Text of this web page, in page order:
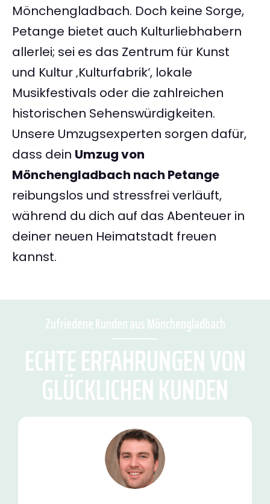
Mönchengladbach. Doch keine Sorge,
Petange bietet auch Kulturliebhabern
allerlei; sei es das Zentrum für Kunst
und Kultur ‚Kulturfabrik‘, lokale
Musikfestivals oder die zahlreichen
historischen Sehenswürdigkeiten.
Unsere Umzugsexperten sorgen dafür,
dass dein Umzug von
Mönchengladbach nach Petange
reibungslos und stressfrei verläuft,
während du dich auf das Abenteuer in
deiner neuen Heimatstadt freuen
kannst.
Zufriedene Kunden aus Mönchengladbach
ECHTE ERFAHRUNGEN VON
GLÜCKLICHEN KUNDEN